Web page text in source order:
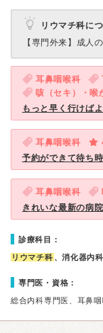
リウマチ科に
【専門外来】 成人
耳鼻咽喉科
咳（セキ）・喉
もっと早く行けば
耳鼻咽喉科
予約ができて待ち
耳鼻咽喉科
きれいな最新の病院
診療科目：
リウマチ科 、消化器内
専門医・資格：
総合内科専門医、耳鼻